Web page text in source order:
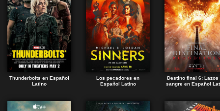
Thunderbolts en Español
Latino
Los pecadores en
Español Latino
Destino final 6: Lazos
sangre en Español